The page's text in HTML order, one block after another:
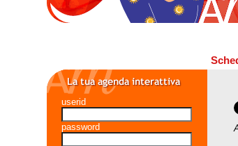
userid
password